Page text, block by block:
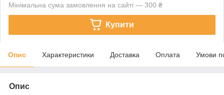
Мінімальна сума замовлення на сайті — 300 ₴
Купити
Опис Характеристики Доставка Оплата Умови
Опис